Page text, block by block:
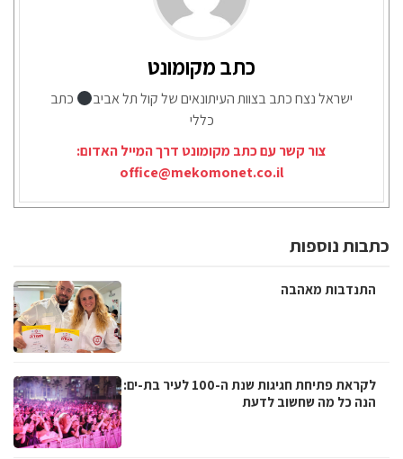
כתב מקומונט
ישראל נצח כתב בצוות העיתונאים של קול תל אביב
כתב
כללי
צור קשר עם כתב מקומונט דרך המייל האדום:
office@mekomonet.co.il
כתבות נוספות
התנדבות מאהבה
לקראת פתיחת חגיגות שנת ה-100 לעיר בת-ים:
הנה כל מה שחשוב לדעת